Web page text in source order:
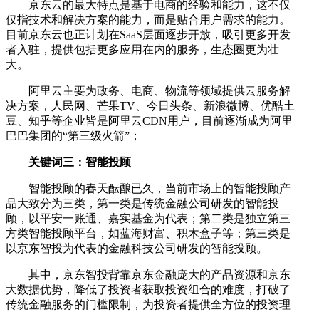
京东云的最大特点是基于电商的经验和能力，这不仅
仅指技术和解决方案的能力，而是贴合用户需求的能力。
目前京东云也正计划在SaaS层面逐步开放，吸引更多开发
者入驻，提供包括更多应用在内的服务，生态圈更为壮
大。
阿里云主要为政务、电商、物流等领域提供云服务解
决方案，人民网、芒果TV、今日头条、新浪微博、优酷土
豆、知乎等企业皆是阿里云CDN用户，目前逐渐成为阿里
巴巴集团的“第三级火箭”；
关键词三：智能投顾
智能投顾的春天酝酿已久，当前市场上的智能投顾产
品大致分为三类，第一类是传统金融公司研发的智能投
顾，以平安一账通、嘉实基金为代表；第二类是独立第三
方类智能投顾平台，如蓝海财富、积木盒子等；第三类是
以京东智投为代表的金融科技公司研发的智能投顾。
其中，京东智投背靠京东金融庞大的产品资源和京东
大数据优势，降低了投资者获取投资组合的难度，打破了
传统金融服务的门槛限制，为投资者提供全方位的投资理